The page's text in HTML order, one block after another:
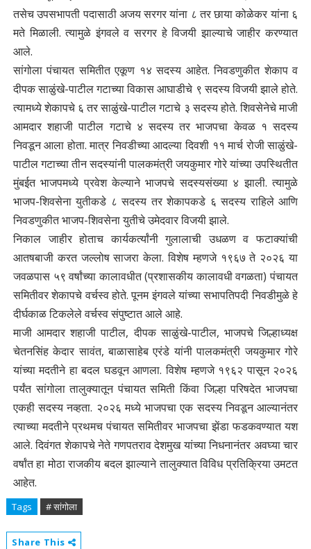
तसेच उपसभापती पदासाठी अजय सरगर यांना ८ तर छाया कोळेकर यांना ६
मते मिळाली. त्यामुळे इंगवले व सरगर हे विजयी झाल्याचे जाहीर करण्यात
आले.
सांगोला पंचायत समितीत एकूण १४ सदस्य आहेत. निवडणुकीत शेकाप व
दीपक साळुंखे-पाटील गटाच्या विकास आघाडीचे ९ सदस्य विजयी झाले होते.
त्यामध्ये शेकापचे ६ तर साळुंखे-पाटील गटाचे ३ सदस्य होते. शिवसेनेचे माजी
आमदार शहाजी पाटील गटाचे ४ सदस्य तर भाजपचा केवळ १ सदस्य
निवडून आला होता. मात्र निवडीच्या आदल्या दिवशी ११ मार्च रोजी साळुंखे-
पाटील गटाच्या तीन सदस्यांनी पालकमंत्री जयकुमार गोरे यांच्या उपस्थितीत
मुंबईत भाजपमध्ये प्रवेश केल्याने भाजपचे सदस्यसंख्या ४ झाली. त्यामुळे
भाजप-शिवसेना युतीकडे ८ सदस्य तर शेकापकडे ६ सदस्य राहिले आणि
निवडणुकीत भाजप-शिवसेना युतीचे उमेदवार विजयी झाले.
निकाल जाहीर होताच कार्यकर्त्यांनी गुलालाची उधळण व फटाक्यांची
आतषबाजी करत जल्लोष साजरा केला. विशेष म्हणजे १९६७ ते २०२६ या
जवळपास ५९ वर्षांच्या कालावधीत (प्रशासकीय कालावधी वगळता) पंचायत
समितीवर शेकापचे वर्चस्व होते. पूनम इंगवले यांच्या सभापतिपदी निवडीमुळे हे
दीर्घकाळ टिकलेले वर्चस्व संपुष्टात आले आहे.
माजी आमदार शहाजी पाटील, दीपक साळुंखे-पाटील, भाजपचे जिल्हाध्यक्ष
चेतनसिंह केदार सावंत, बाळासाहेब एरंडे यांनी पालकमंत्री जयकुमार गोरे
यांच्या मदतीने हा बदल घडवून आणला. विशेष म्हणजे १९६२ पासून २०२६
पर्यंत सांगोला तालुक्यातून पंचायत समिती किंवा जिल्हा परिषदेत भाजपचा
एकही सदस्य नव्हता. २०२६ मध्ये भाजपचा एक सदस्य निवडून आल्यानंतर
त्याच्या मदतीने प्रथमच पंचायत समितीवर भाजपचा झेंडा फडकवण्यात यश
आले. दिवंगत शेकापचे नेते गणपतराव देशमुख यांच्या निधनानंतर अवघ्या चार
वर्षांत हा मोठा राजकीय बदल झाल्याने तालुक्यात विविध प्रतिक्रिया उमटत
आहेत.
Tags # सांगोला
Share This